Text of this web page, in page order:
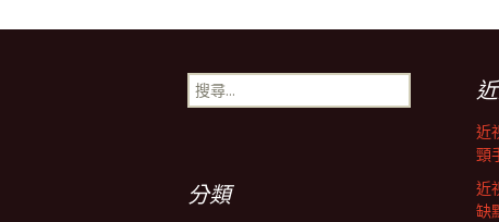
章
搜
尋
近
頸
近
缺
分類